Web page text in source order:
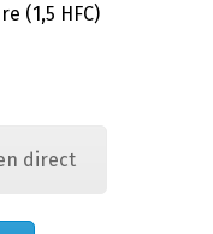
(1,5 HFC)
direct